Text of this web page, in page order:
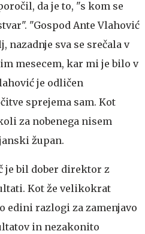
da je to, "s kom se
"Gospod Ante Vlahović
sva se srečala v
mesecem, kar mi je bilo v
je odličen
sprejema sam. Kot
za nobenega nisem
župan.
je bil dober direktor z
Kot že velikokrat
edini razlogi za zamenjavo
in nezakonito